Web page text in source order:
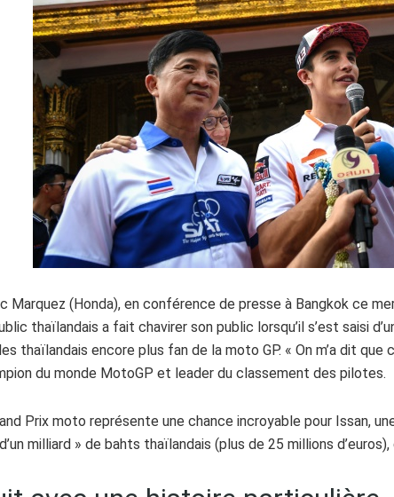
Marquez (Honda), en conférence de presse à Bangkok ce
thaïlandais a fait chavirer son public lorsqu’il s’est saisi
thaïlandais encore plus fan de la moto GP. « On m’a dit
du monde MotoGP et leader du classement des pilotes.
Prix moto représente une chance incroyable pour Issan,
milliard » de bahts thaïlandais (plus de 25 millions